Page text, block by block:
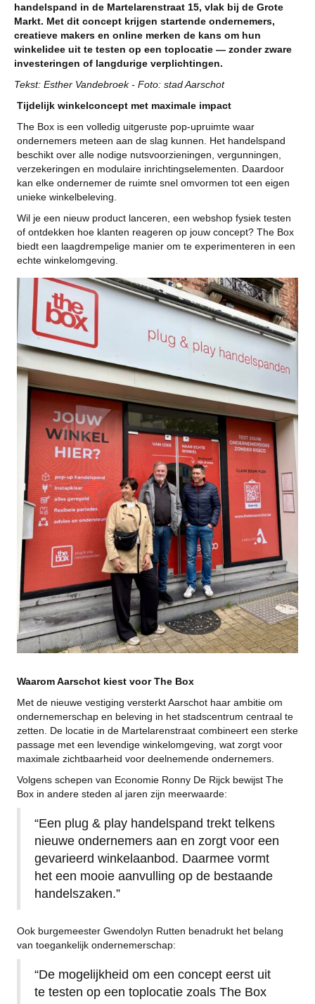
handelspand in de Martelarenstraat 15, vlak bij de Grote
Markt. Met dit concept krijgen startende ondernemers,
creatieve makers en online merken de kans om hun
winkelidee uit te testen op een toplocatie — zonder zware
investeringen of langdurige verplichtingen.
Tekst: Esther Vandebroek - Foto: stad Aarschot
Tijdelijk winkelconcept met maximale impact
The Box is een volledig uitgeruste pop-upruimte waar
ondernemers meteen aan de slag kunnen. Het handelspand
beschikt over alle nodige nutsvoorzieningen, vergunningen,
verzekeringen en modulaire inrichtingselementen. Daardoor
kan elke ondernemer de ruimte snel omvormen tot een eigen
unieke winkelbeleving.
Wil je een nieuw product lanceren, een webshop fysiek testen
of ontdekken hoe klanten reageren op jouw concept? The Box
biedt een laagdrempelige manier om te experimenteren in een
echte winkelomgeving.
Waarom Aarschot kiest voor The Box
Met de nieuwe vestiging versterkt Aarschot haar ambitie om
ondernemerschap en beleving in het stadscentrum centraal te
zetten. De locatie in de Martelarenstraat combineert een sterke
passage met een levendige winkelomgeving, wat zorgt voor
maximale zichtbaarheid voor deelnemende ondernemers.
Volgens schepen van Economie Ronny De Rijck bewijst The
Box in andere steden al jaren zijn meerwaarde:
“Een plug & play handelspand trekt telkens
nieuwe ondernemers aan en zorgt voor een
gevarieerd winkelaanbod. Daarmee vormt
het een mooie aanvulling op de bestaande
handelszaken.”
Ook burgemeester Gwendolyn Rutten benadrukt het belang
van toegankelijk ondernemerschap:
“De mogelijkheid om een concept eerst uit
te testen op een toplocatie zoals The Box